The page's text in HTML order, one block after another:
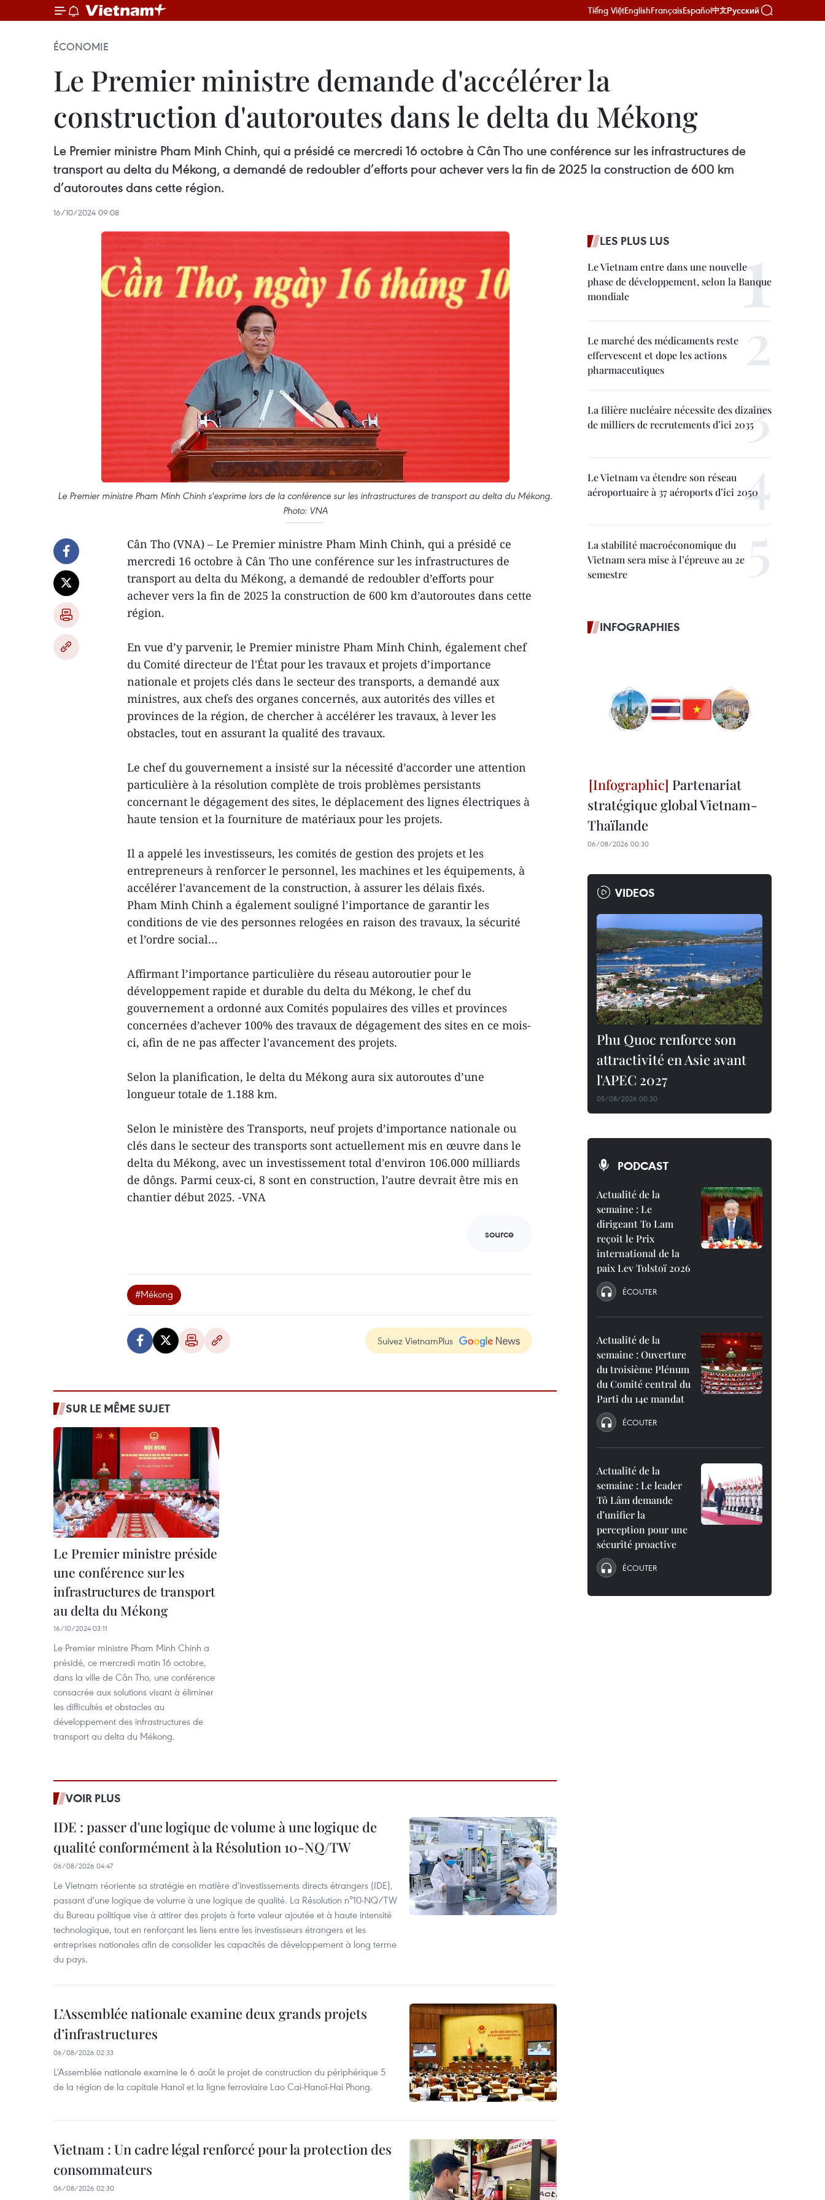
Tiếng ViệtEnglishFrançaisEspañol中文Русский
ÉCONOMIE
Le Premier ministre demande d'accélérer la
construction d'autoroutes dans le delta du Mékong
Le Premier ministre Pham Minh Chinh, qui a présidé ce mercredi 16 octobre à Cân Tho une conférence sur les infrastructures de
transport au delta du Mékong, a demandé de redoubler d’efforts pour achever vers la fin de 2025 la construction de 600 km
d’autoroutes dans cette région.
16/10/2024 09:08
Le Premier ministre Pham Minh Chinh s'exprime lors de la conférence sur les infrastructures de transport au delta du Mékong.
Photo: VNA
Cân Tho (VNA) – Le Premier ministre Pham Minh Chinh, qui a présidé ce
mercredi 16 octobre à Cân Tho une conférence sur les infrastructures de
transport au delta du Mékong, a demandé de redoubler d’efforts pour
achever vers la fin de 2025 la construction de 600 km d’autoroutes dans cette
région.
En vue d’y parvenir, le Premier ministre Pham Minh Chinh, également chef
du Comité directeur de l'État pour les travaux et projets d’importance
nationale et projets clés dans le secteur des transports, a demandé aux
ministres, aux chefs des organes concernés, aux autorités des villes et
provinces de la région, de chercher à accélérer les travaux, à lever les
obstacles, tout en assurant la qualité des travaux.
Le chef du gouvernement a insisté sur la nécessité d’accorder une attention
particulière à la résolution complète de trois problèmes persistants
concernant le dégagement des sites, le déplacement des lignes électriques à
haute tension et la fourniture de matériaux pour les projets.
Il a appelé les investisseurs, les comités de gestion des projets et les
entrepreneurs à renforcer le personnel, les machines et les équipements, à
accélérer l'avancement de la construction, à assurer les délais fixés.
Pham Minh Chinh a également souligné l’importance de garantir les
conditions de vie des personnes relogées en raison des travaux, la sécurité
et l’ordre social…
Affirmant l’importance particulière du réseau autoroutier pour le
développement rapide et durable du delta du Mékong, le chef du
gouvernement a ordonné aux Comités populaires des villes et provinces
concernées d’achever 100% des travaux de dégagement des sites en ce mois-
ci, afin de ne pas affecter l'avancement des projets.
Selon la planification, le delta du Mékong aura six autoroutes d’une
longueur totale de 1.188 km.
Selon le ministère des Transports, neuf projets d’importance nationale ou
clés dans le secteur des transports sont actuellement mis en œuvre dans le
delta du Mékong, avec un investissement total d'environ 106.000 milliards
de dôngs. Parmi ceux-ci, 8 sont en construction, l’autre devrait être mis en
chantier début 2025. -VNA
source
#Mékong
Suivez VietnamPlus
SUR LE MÊME SUJET
Le Premier ministre préside
une conférence sur les
infrastructures de transport
au delta du Mékong
16/10/2024 03:11
Le Premier ministre Pham Minh Chinh a
présidé, ce mercredi matin 16 octobre,
dans la ville de Cân Tho, une conférence
consacrée aux solutions visant à éliminer
les difficultés et obstacles au
développement des infrastructures de
transport au delta du Mékong.
VOIR PLUS
IDE : passer d'une logique de volume à une logique de
qualité conformément à la Résolution 10-NQ/TW
06/08/2026 04:47
Le Vietnam réoriente sa stratégie en matière d'investissements directs étrangers (IDE),
passant d'une logique de volume à une logique de qualité. La Résolution n°10-NQ/TW
du Bureau politique vise à attirer des projets à forte valeur ajoutée et à haute intensité
technologique, tout en renforçant les liens entre les investisseurs étrangers et les
entreprises nationales afin de consolider les capacités de développement à long terme
du pays. ​
L’Assemblée nationale examine deux grands projets
d’infrastructures
06/08/2026 02:33
L'Assemblée nationale examine le 6 août le projet de construction du périphérique 5
de la région de la capitale Hanoï et la ligne ferroviaire Lao Cai-Hanoï-Hai Phong.
Vietnam : Un cadre légal renforcé pour la protection des
consommateurs
06/08/2026 02:30
LES PLUS LUS
Le Vietnam entre dans une nouvelle
phase de développement, selon la Banque
mondiale
Le marché des médicaments reste
effervescent et dope les actions
pharmaceutiques
La filière nucléaire nécessite des dizaines
de milliers de recrutements d’ici 2035
Le Vietnam va étendre son réseau
aéroportuaire à 37 aéroports d’ici 2050
La stabilité macroéconomique du
Vietnam sera mise à l’épreuve au 2e
semestre
INFOGRAPHIES
Partenariat
stratégique global Vietnam-
Thaïlande
06/08/2026 00:30
VIDEOS
Phu Quoc renforce son
attractivité en Asie avant
l'APEC 2027
05/08/2026 00:30
PODCAST
Actualité de la
semaine : Le
dirigeant To Lam
reçoit le Prix
international de la
paix Lev Tolstoï 2026
ÉCOUTER
Actualité de la
semaine : Ouverture
du troisième Plénum
du Comité central du
Parti du 14e mandat
ÉCOUTER
Actualité de la
semaine : Le leader
Tô Lâm demande
d’unifier la
perception pour une
sécurité proactive
ÉCOUTER